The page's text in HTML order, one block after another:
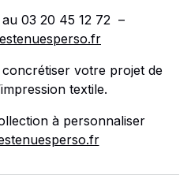
03 20 45 12 72 –
votre projet de
textile.
à personnaliser